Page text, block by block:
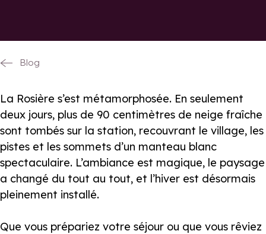
Blog
La Rosière s’est métamorphosée. En seulement
deux jours, plus de 90 centimètres de neige fraîche
sont tombés sur la station, recouvrant le village, les
pistes et les sommets d’un manteau blanc
spectaculaire. L’ambiance est magique, le paysage
a changé du tout au tout, et l’hiver est désormais
pleinement installé.
Que vous prépariez votre séjour ou que vous rêviez